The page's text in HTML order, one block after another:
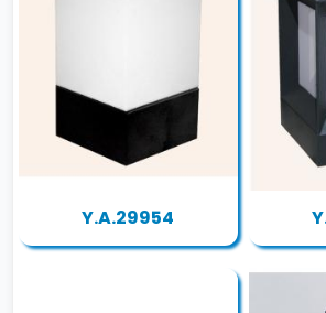
Y.A.29954